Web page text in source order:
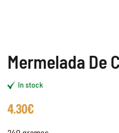
Mermelada De
In stock
4.30€